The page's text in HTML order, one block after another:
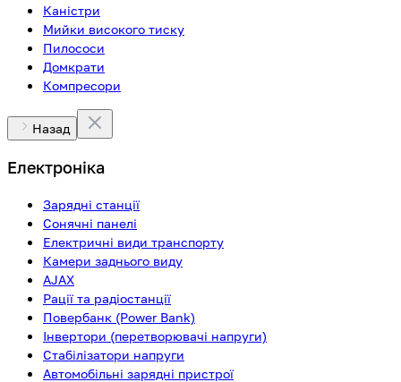
Каністри
Мийки високого тиску
Пилососи
Домкрати
Компресори
Назад
Електроніка
Зарядні станції
Сонячні панелі
Електричні види транспорту
Камери заднього виду
AJAX
Рації та радіостанції
Повербанк (Power Bank)
Інвертори (перетворювачі напруги)
Стабілізатори напруги
Автомобільні зарядні пристрої